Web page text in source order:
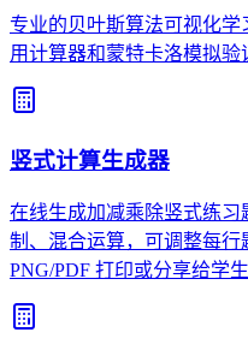
专业的贝叶斯算法可视化
用计算器和蒙特卡洛模拟验
竖式计算生成器
在线生成加减乘除竖式练
制、混合运算，可调整每
PNG/PDF 打印或分享给学生